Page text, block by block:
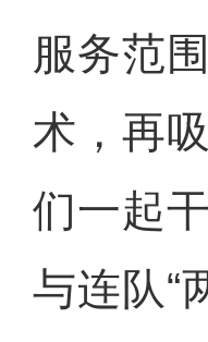
服务范
术，再
们一起
与连队“